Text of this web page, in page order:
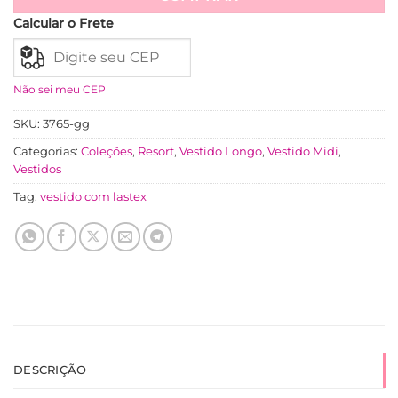
Calcular o Frete
Não sei meu CEP
SKU: 3765-gg
Categorias: Coleções, Resort, Vestido Longo, Vestido Midi,
Vestidos
Tag: vestido com lastex
DESCRIÇÃO